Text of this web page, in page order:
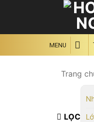
MENU
Trang
LỌC